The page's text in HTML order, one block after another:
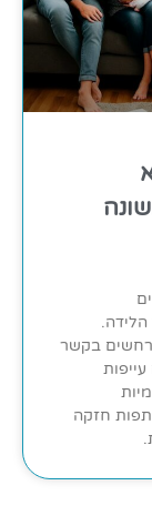
בקשר
חזקה